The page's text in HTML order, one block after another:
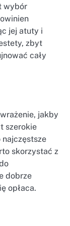
wybór
jej atuty i
zbyt
cały
jakby
szerokie
najczęstsze
skorzystać z
dobrze
opłaca.